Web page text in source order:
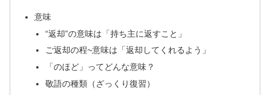
意味
“返却”の意味は「持ち主に返すこと」
ご返却の程~意味は「返却してくれるよう」
「のほど」ってどんな意味？
敬語の種類（ざっくり復習）